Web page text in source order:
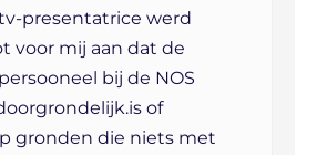
presentatrice werd
voor mij aan dat de
bij de NOS
of
gronden die niets met